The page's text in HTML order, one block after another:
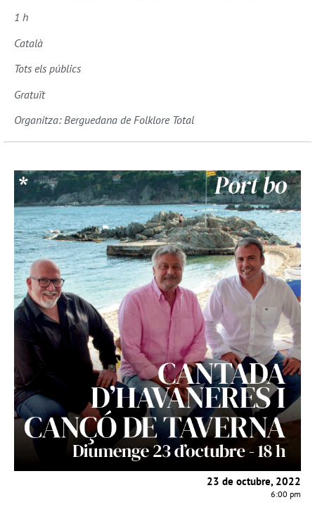
1 h
Català
Tots els públics
Gratuït
Organitza: Berguedana de Folklore Total
23 de octubre, 2022
6:00 pm